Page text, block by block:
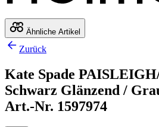
Ähnliche Artikel
Zurück
Kate Spade
Schwarz Glänzend /
Art.-Nr. 1597974